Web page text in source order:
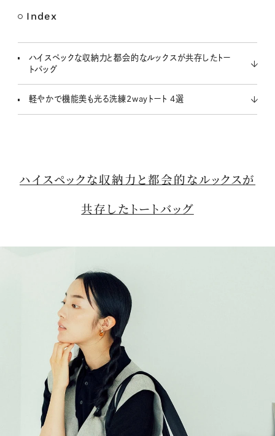
Index
ハイスペックな収納力と都会的なルックスが共存したトー
トバッグ
軽やかで機能美も光る洗練2wayトート 4選
ハイスペックな収納力と都会的なルックスが
共存したトートバッグ